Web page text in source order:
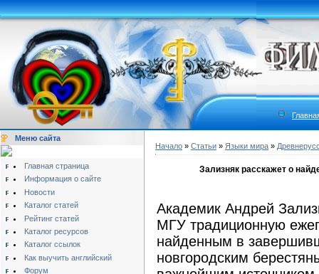
Меню сайта
Главная страница
Информация о сайте
Новости
Каталог статей
Рейтинг статей
Каталог ресурсов
Каталог ссылок
Как выучить английский
Форум
Начало » Статьи » Языки мира »
Зализняк расскажет о
Академик Андрей
МГУ традиционную
найденным в
новгородским